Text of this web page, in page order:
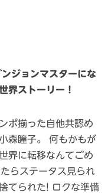
ジョンマスターにな
界ストーリー！
ポ揃った自他共認め
森瞳子。 何もかもが
界に転移なんてごめ
らステータス見られ
てられた! ロクな準備